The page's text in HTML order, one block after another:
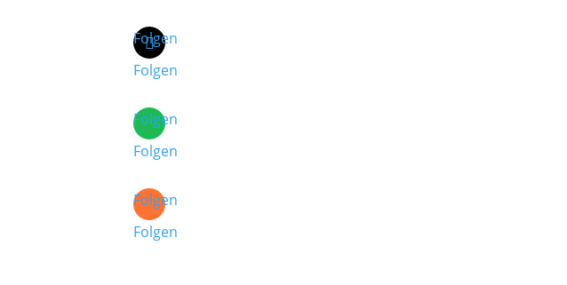
Folgen
Folgen
Folgen
Folgen
Folgen
Folgen